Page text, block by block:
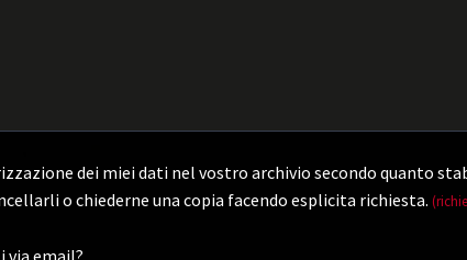
dei miei dati nel vostro archivio secondo quanto
o chiederne una copia facendo esplicita richiesta.
via email?